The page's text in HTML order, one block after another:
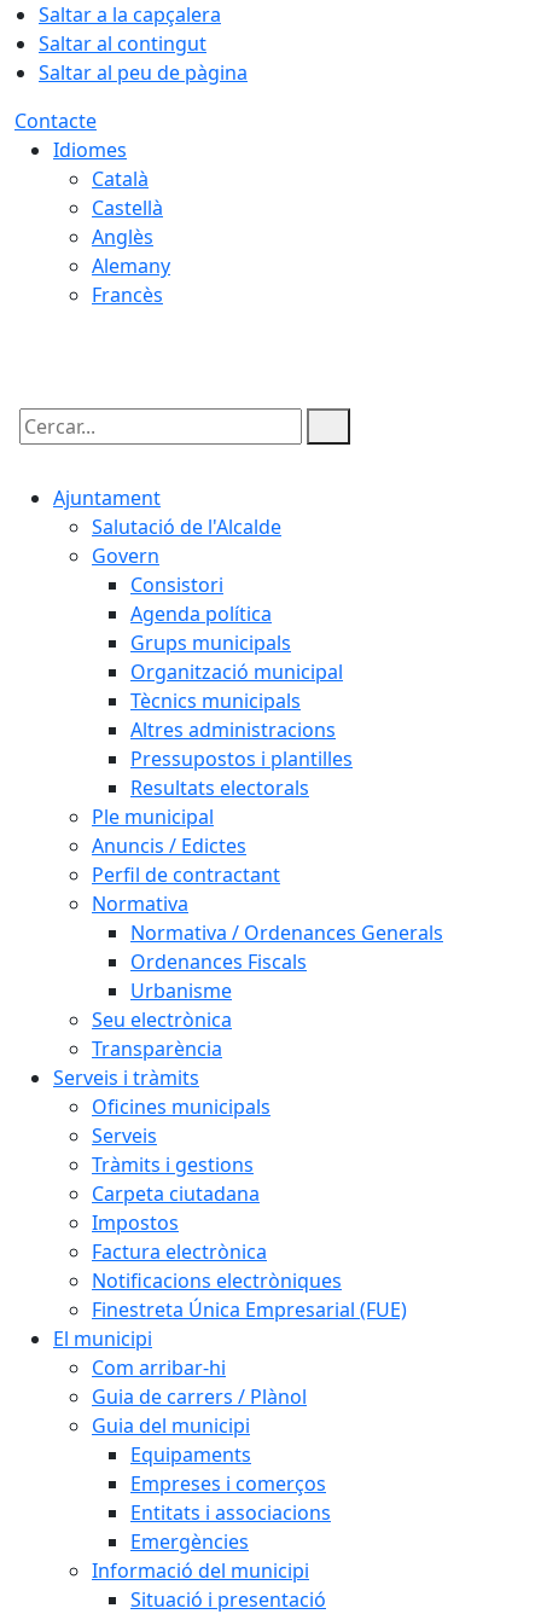
Saltar a la capçalera
Saltar al contingut
Saltar al peu de pàgina
Contacte
Idiomes
Català
Castellà
Anglès
Alemany
Francès
Cercar:
Ajuntament
Salutació de l'Alcalde
Govern
Consistori
Agenda política
Grups municipals
Organització municipal
Tècnics municipals
Altres administracions
Pressupostos i plantilles
Resultats electorals
Ple municipal
Anuncis / Edictes
Perfil de contractant
Normativa
Normativa / Ordenances Generals
Ordenances Fiscals
Urbanisme
Seu electrònica
Transparència
Serveis i tràmits
Oficines municipals
Serveis
Tràmits i gestions
Carpeta ciutadana
Impostos
Factura electrònica
Notificacions electròniques
Finestreta Única Empresarial (FUE)
El municipi
Com arribar-hi
Guia de carrers / Plànol
Guia del municipi
Equipaments
Empreses i comerços
Entitats i associacions
Emergències
Informació del municipi
Situació i presentació